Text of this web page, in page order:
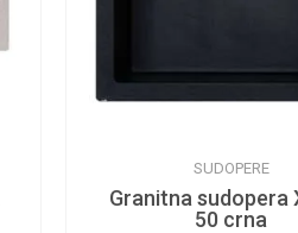
SUDOPERE
Granitna sudopera
50 crna